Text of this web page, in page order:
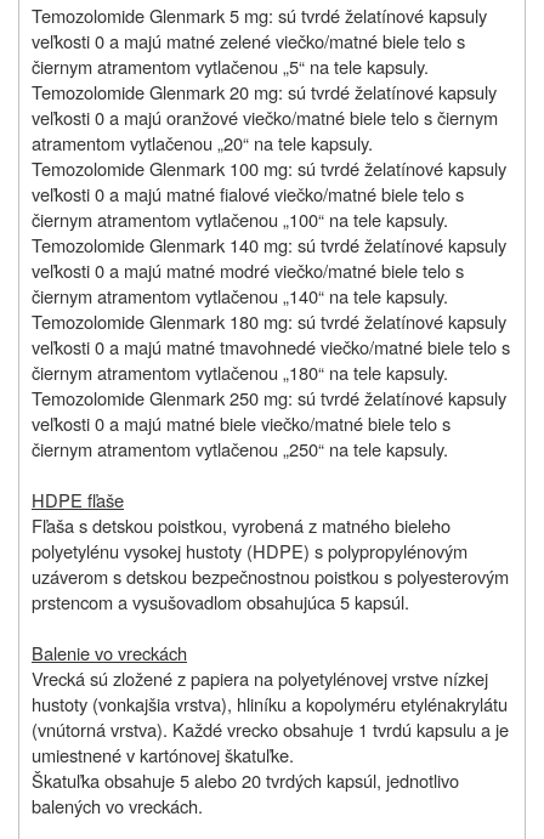
Temozolomide Glenmark 5 mg: sú tvrdé želatínové kapsuly
veľkosti 0 a majú matné zelené viečko/matné biele telo s
čiernym atramentom vytlačenou „5“ na tele kapsuly.
Temozolomide Glenmark 20 mg: sú tvrdé želatínové kapsuly
veľkosti 0 a majú oranžové viečko/matné biele telo s čiernym
atramentom vytlačenou „20“ na tele kapsuly.
Temozolomide Glenmark 100 mg: sú tvrdé želatínové kapsuly
veľkosti 0 a majú matné fialové viečko/matné biele telo s
čiernym atramentom vytlačenou „100“ na tele kapsuly.
Temozolomide Glenmark 140 mg: sú tvrdé želatínové kapsuly
veľkosti 0 a majú matné modré viečko/matné biele telo s
čiernym atramentom vytlačenou „140“ na tele kapsuly.
Temozolomide Glenmark 180 mg: sú tvrdé želatínové kapsuly
veľkosti 0 a majú matné tmavohnedé viečko/matné biele telo s
čiernym atramentom vytlačenou „180“ na tele kapsuly.
Temozolomide Glenmark 250 mg: sú tvrdé želatínové kapsuly
veľkosti 0 a majú matné biele viečko/matné biele telo s
čiernym atramentom vytlačenou „250“ na tele kapsuly.
HDPE fľaše
Fľaša s detskou poistkou, vyrobená z matného bieleho
polyetylénu vysokej hustoty (HDPE) s polypropylénovým
uzáverom s detskou bezpečnostnou poistkou s polyesterovým
prstencom a vysušovadlom obsahujúca 5 kapsúl.
Balenie vo vreckách
Vrecká sú zložené z papiera na polyetylénovej vrstve nízkej
hustoty (vonkajšia vrstva), hliníku a kopolyméru etylénakrylátu
(vnútorná vrstva). Každé vrecko obsahuje 1 tvrdú kapsulu a je
umiestnené v kartónovej škatuľke.
Škatuľka obsahuje 5 alebo 20 tvrdých kapsúl, jednotlivo
balených vo vreckách.